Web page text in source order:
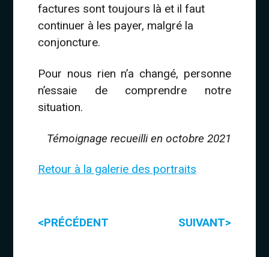
factures sont toujours là et il faut
continuer à les payer, malgré la
conjoncture.
Pour nous rien n’a changé, personne
n’essaie de comprendre notre
situation.
Témoignage recueilli en octobre 2021
Retour à la galerie des portraits
< >